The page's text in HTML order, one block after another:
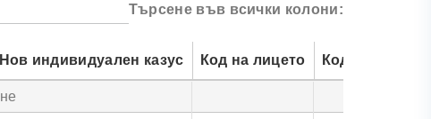
Търсене във всички колони:
Нов индивидуален казус Код на лицето Код на лицата
не